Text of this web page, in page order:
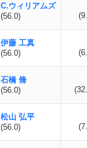
C.ウィリアムズ
(56.0)
伊藤 工真
(56.0)
石橋 脩
(56.0)
松山 弘平
(56.0)